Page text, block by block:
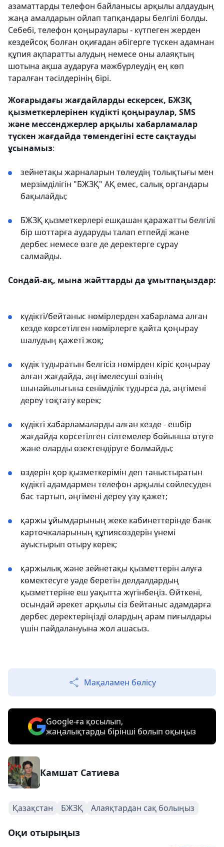
азаматтарды телефон байланысы арқылы алдаудың
жаңа амалдарын ойлап тапқандары белгілі болды.
Себебі, телефон қоңыраулары - күтпеген жерден
кездейсоқ болған оқиғадан әбігерге түскен адамнан
құпия ақпаратты алудың немесе оны алаяқтың
шотына ақша аударуға мәжбүрлеудің ең көп
таралған тәсілдерінің бірі.
Жоғарыдағы жағдайларды ескерсек, БЖЗҚ
қызметкерлерінен күдікті қоңыраулар, SMS
және мессенджерлер арқылы хабарламалар
түскен жағдайда төмендегіні есте сақтауды
ұсынамыз:
зейнетақы жарналарын төлеудің толықтығы мен
мерзімділігін "БЖЗҚ" АҚ емес, салық органдары
бақылайды;
БЖЗҚ қызметкерлері ешқашан қаражатты белгілі
бір шоттарға аударуды талап етпейді және
дербес немесе өзге де деректерге сұрау
салмайды.
Сондай-ақ, мына жәйттарды да ұмытпаңыздар:
күдікті/бейтаныс нөмірлерден хабарлама алған
кезде көрсетілген нөмірлерге қайта қоңырау
шалудың қажеті жоқ;
күдік тудыратын белгісіз нөмірден кіріс қоңырау
алған жағдайда, әңгімелесуші өзінің
шынайылығына сенімділік тудырса да, әңгімені
дереу тоқтату керек;
күдікті хабарламаларды алған кезде - ешбір
жағдайда көрсетілген сілтемелер бойынша өтуге
және оларды өзектендіруге болмайды;
өздерін қор қызметкерімін деп таныстыратын
күдікті адамдармен телефон арқылы сөйлесуден
бас тартып, әңгімені дереу үзу қажет;
қаржы ұйымдарының жеке кабинеттерінде банк
карточкаларының құпиясөздерін үнемі
ауыстырып отыру керек;
қаржылық және зейнетақы қызметтерін алуға
көмектесуге уәде беретін делдалдардың
қызметтеріне еш уақытта жүгінбеңіз. Өйткені,
осындай әрекет арқылы сіз бейтаныс адамдарға
дербес деректеріңізді олардың арам пиғылдары
үшін пайдалануына жол ашасыз.
Мақаламен бөлісу
Google-ға қосылып,
жаңалықтарды бірінші болып оқыңыз
Камшат Сатиева
Қазақстан БЖЗҚ Алаяқтардан сақ болыңыз
Оқи отырыңыз